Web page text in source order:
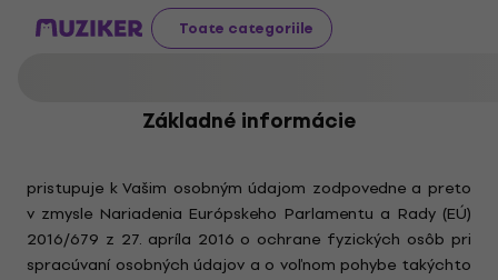
Toate categoriile
Základné informácie
pristupuje k Vašim osobným údajom zodpovedne a preto
v zmysle Nariadenia Európskeho Parlamentu a Rady (EÚ)
2016/679 z 27. apríla 2016 o ochrane fyzických osôb pri
spracúvaní osobných údajov a o voľnom pohybe takýchto